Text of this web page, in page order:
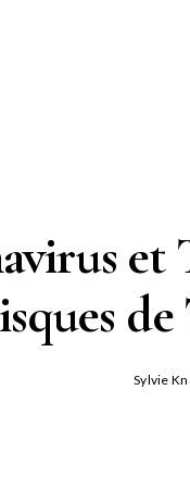
et
Sylvie